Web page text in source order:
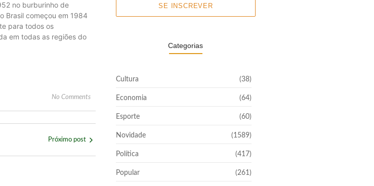
no burburinho de
Brasil começou em 1984
para todos os
em todas as regiões do
No Comments
Próximo post
SE INSCREVER
Categorias
Cultura (38)
Economia (64)
Esporte (60)
Novidade (1589)
Política (417)
Popular (261)